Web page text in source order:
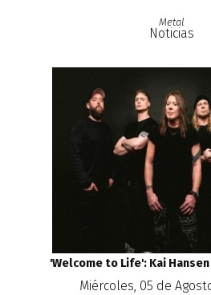
Metal
Noticias
'Welcome to Life': Kai
Miércoles, 05 de